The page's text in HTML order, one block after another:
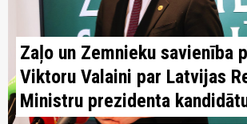
Zaļo un Zemnieku savienība
Viktoru Valaini par Latvijas
Ministru prezidenta